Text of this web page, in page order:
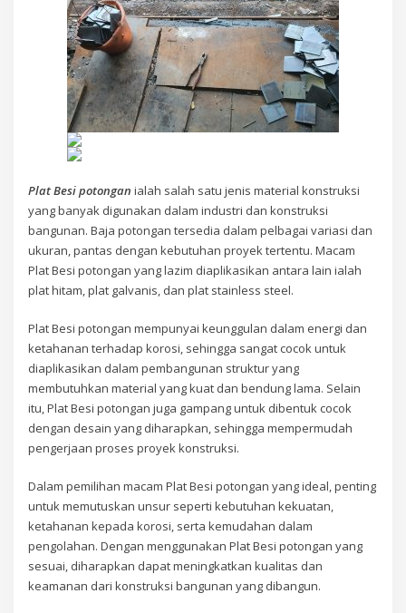
Plat Besi potongan ialah salah satu jenis material konstruksi
yang banyak digunakan dalam industri dan konstruksi
bangunan. Baja potongan tersedia dalam pelbagai variasi dan
ukuran, pantas dengan kebutuhan proyek tertentu. Macam
Plat Besi potongan yang lazim diaplikasikan antara lain ialah
plat hitam, plat galvanis, dan plat stainless steel.
Plat Besi potongan mempunyai keunggulan dalam energi dan
ketahanan terhadap korosi, sehingga sangat cocok untuk
diaplikasikan dalam pembangunan struktur yang
membutuhkan material yang kuat dan bendung lama. Selain
itu, Plat Besi potongan juga gampang untuk dibentuk cocok
dengan desain yang diharapkan, sehingga mempermudah
pengerjaan proses proyek konstruksi.
Dalam pemilihan macam Plat Besi potongan yang ideal, penting
untuk memutuskan unsur seperti kebutuhan kekuatan,
ketahanan kepada korosi, serta kemudahan dalam
pengolahan. Dengan menggunakan Plat Besi potongan yang
sesuai, diharapkan dapat meningkatkan kualitas dan
keamanan dari konstruksi bangunan yang dibangun.